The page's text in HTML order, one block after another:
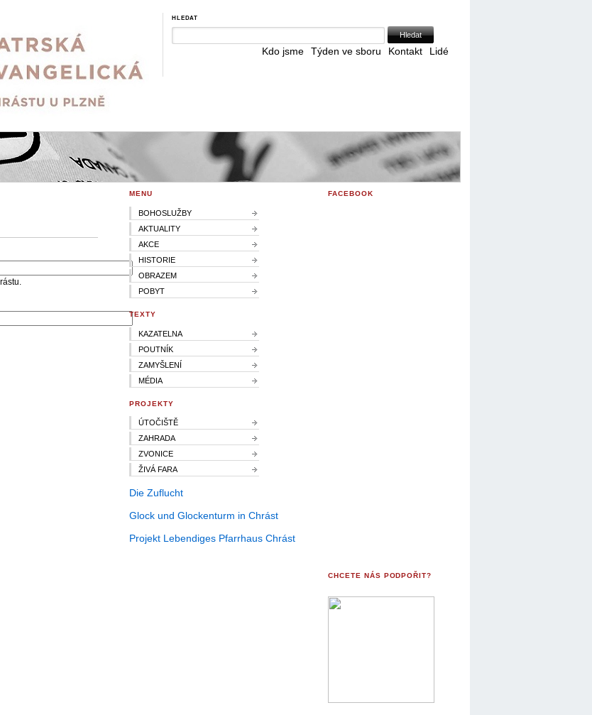
HLEDAT
Kdo jsme Týden ve sboru Kontakt Lidé
MENU
BOHOSLUŽBY
AKTUALITY
AKCE
HISTORIE
OBRAZEM
POBYT
TEXTY
KAZATELNA
POUTNÍK
ZAMYŠLENÍ
MÉDIA
PROJEKTY
ÚTOČIŠTĚ
ZAHRADA
ZVONICE
ŽIVÁ FARA
Die Zuflucht
Glock und Glockenturm in Chrást
Projekt Lebendiges Pfarrhaus Chrást
FACEBOOK
CHCETE NÁS PODPOŘIT?